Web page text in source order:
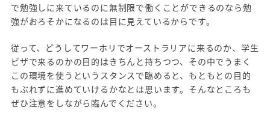
で勉強しに来ているのに無制限で働くことができるのなら勉
強がおろそかになるのは目に見えているからです。
従って、どうしてワーホリでオーストラリアに来るのか、学生
ビザで来るのかの目的はきちんと持ちつつ、その中でうまく
この環境を使うというスタンスで臨めると、もともとの目的
もぶれずに進めていけるかなとは思います。そんなところも
ぜひ注意をしながら臨んでください。